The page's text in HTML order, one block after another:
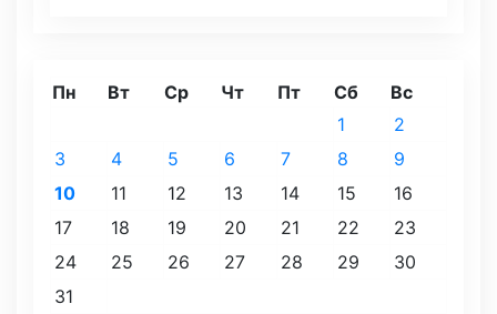
Пн Вт Ср Чт Пт Сб Вс
1
2
3
4 5 6 7 8
9
10
11 12 13 14 15
16
17
18 19 20 21 22
23
24
25 26 27 28 29
30
31